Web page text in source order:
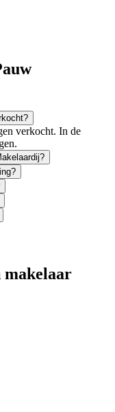
verkocht. In de
makelaar